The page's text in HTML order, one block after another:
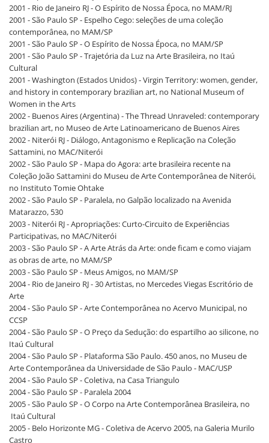
2001 - Rio de Janeiro RJ - O Espírito de Nossa Época, no MAM/RJ
2001 - São Paulo SP - Espelho Cego: seleções de uma coleção
contemporânea, no MAM/SP
2001 - São Paulo SP - O Espírito de Nossa Época, no MAM/SP
2001 - São Paulo SP - Trajetória da Luz na Arte Brasileira, no Itaú
Cultural
2001 - Washington (Estados Unidos) - Virgin Territory: women, gender,
and history in contemporary brazilian art, no National Museum of
Women in the Arts
2002 - Buenos Aires (Argentina) - The Thread Unraveled: contemporary
brazilian art, no Museo de Arte Latinoamericano de Buenos Aires
2002 - Niterói RJ - Diálogo, Antagonismo e Replicação na Coleção
Sattamini, no MAC/Niterói
2002 - São Paulo SP - Mapa do Agora: arte brasileira recente na
Coleção João Sattamini do Museu de Arte Contemporânea de Niterói,
no Instituto Tomie Ohtake
2002 - São Paulo SP - Paralela, no Galpão localizado na Avenida
Matarazzo, 530
2003 - Niterói RJ - Apropriações: Curto-Circuito de Experiências
Participativas, no MAC/Niterói
2003 - São Paulo SP - A Arte Atrás da Arte: onde ficam e como viajam
as obras de arte, no MAM/SP
2003 - São Paulo SP - Meus Amigos, no MAM/SP
2004 - Rio de Janeiro RJ - 30 Artistas, no Mercedes Viegas Escritório de
Arte
2004 - São Paulo SP - Arte Contemporânea no Acervo Municipal, no
CCSP
2004 - São Paulo SP - O Preço da Sedução: do espartilho ao silicone, no
Itaú Cultural
2004 - São Paulo SP - Plataforma São Paulo. 450 anos, no Museu de
Arte Contemporânea da Universidade de São Paulo - MAC/USP
2004 - São Paulo SP - Coletiva, na Casa Triangulo
2004 - São Paulo SP - Paralela 2004
2005 - São Paulo SP - O Corpo na Arte Contemporânea Brasileira, no
Itaú Cultural
2005 - Belo Horizonte MG - Coletiva de Acervo 2005, na Galeria Murilo
Castro